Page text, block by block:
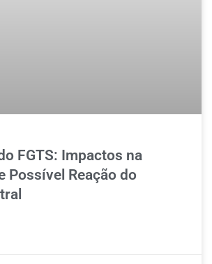
FGTS: Impactos na
Possível Reação do